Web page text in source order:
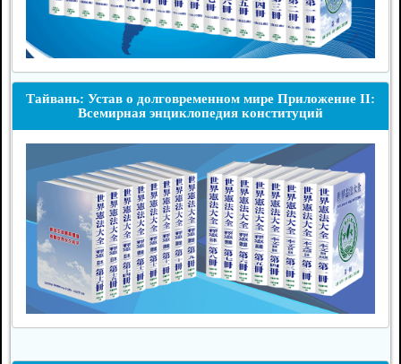
Тайвань: Устав о долговременном мире Приложение II:
Всемирная энциклопедия конституций